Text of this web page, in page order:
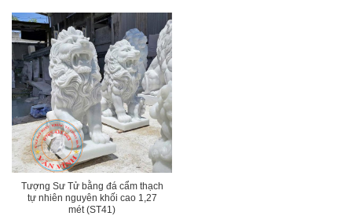
Tượng Sư Tử bằng đá cẩm thạch
tự nhiên nguyên khối cao 1,27
mét (ST41)